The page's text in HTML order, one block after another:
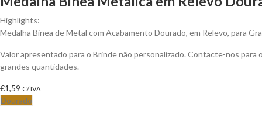
Highlights:
Medalha Binea de Metal com Acabamento Dourado, em Relevo, para
Valor apresentado para o Brinde não personalizado. Contacte-nos
grandes quantidades.
€1,59 C/ IVA
Dourado